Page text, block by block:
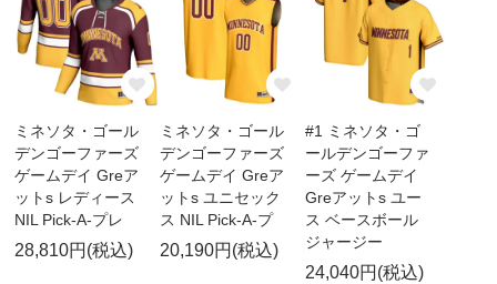
ミネソタ・ゴール
デンゴーファーズ
ゲームデイ Greア
ットs レディース
NIL Pick-A-プレ
28,810円(税込)
ミネソタ・ゴール
デンゴーファーズ
ゲームデイ Greア
ットs ユニセック
ス NIL Pick-A-プ
20,190円(税込)
#1 ミネソタ・ゴ
ールデンゴーファ
ーズ ゲームデイ
Greアットs ユー
ス ベースボール
ジャージー
24,040円(税込)